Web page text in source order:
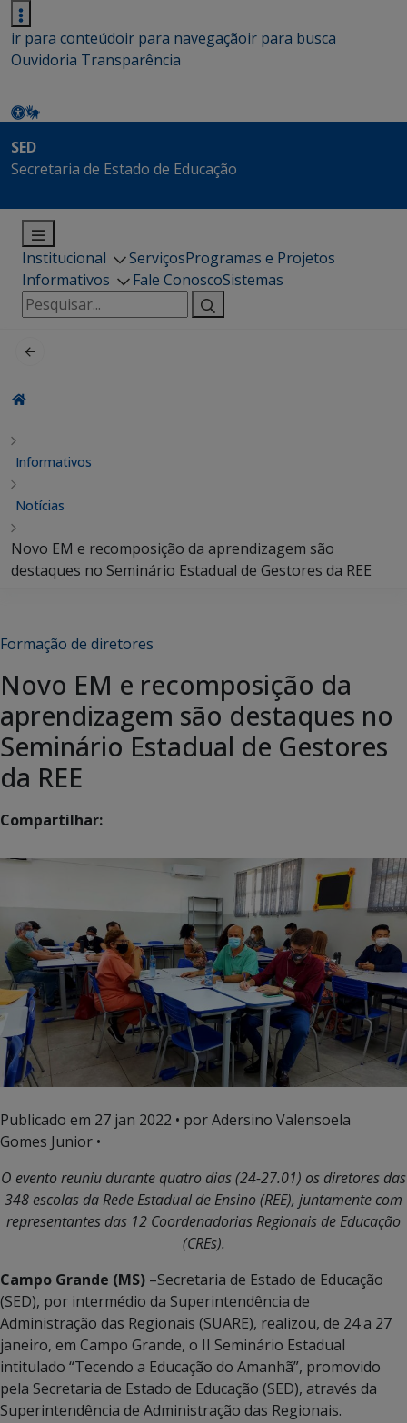
ir para conteúdoir para navegaçãoir para busca
Ouvidoria Transparência
SED
Secretaria de Estado de Educação
Institucional ServiçosProgramas e Projetos
Informativos
Fale ConoscoSistemas
Pesquisar
por:
Informativos
Notícias
Novo EM e recomposição da aprendizagem são
destaques no Seminário Estadual de Gestores da REE
Formação de diretores
Novo EM e recomposição da
aprendizagem são destaques no
Seminário Estadual de Gestores
da REE
Compartilhar:
Publicado em 27 jan 2022 • por Adersino Valensoela
Gomes Junior •
O evento reuniu durante quatro dias (24-27.01) os diretores das
348 escolas da Rede Estadual de Ensino (REE), juntamente com
representantes das 12 Coordenadorias Regionais de Educação
(CREs).
Campo Grande (MS) –Secretaria de Estado de Educação
(SED), por intermédio da Superintendência de
Administração das Regionais (SUARE), realizou, de 24 a 27
janeiro, em Campo Grande, o II Seminário Estadual
intitulado “Tecendo a Educação do Amanhã”, promovido
pela Secretaria de Estado de Educação (SED), através da
Superintendência de Administração das Regionais.